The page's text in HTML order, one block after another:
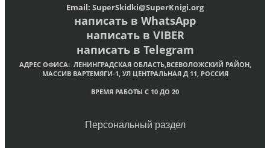
Email: SuperSkidki@SuperKnigi.org
написать в WhatsApp
написать в VIBER
написать в Telegram
АДРЕС ОФИСА: ЛЕНИНГРАДСКАЯ ОБЛАСТЬ,ВСЕВОЛОЖСКИЙ РАЙОН,
МАССИВ ВАРТЕМЯГИ-1, УЛ ЦЕНТРАЛЬНАЯ Д 11, РОССИЯ
ВРЕМЯ РАБОТЫ С 10 ДО 20
Персональный раздел